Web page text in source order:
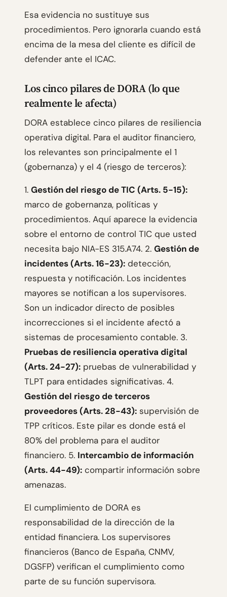
Esa evidencia no sustituye sus
procedimientos. Pero ignorarla cuando está
encima de la mesa del cliente es difícil de
defender ante el ICAC.
Los cinco pilares de DORA (lo que
realmente le afecta)
DORA establece cinco pilares de resiliencia
operativa digital. Para el auditor financiero,
los relevantes son principalmente el 1
(gobernanza) y el 4 (riesgo de terceros):
1. Gestión del riesgo de TIC (Arts. 5-15):
marco de gobernanza, políticas y
procedimientos. Aquí aparece la evidencia
sobre el entorno de control TIC que usted
necesita bajo NIA-ES 315.A74. 2. Gestión de
incidentes (Arts. 16-23): detección,
respuesta y notificación. Los incidentes
mayores se notifican a los supervisores.
Son un indicador directo de posibles
incorrecciones si el incidente afectó a
sistemas de procesamiento contable. 3.
Pruebas de resiliencia operativa digital
(Arts. 24-27): pruebas de vulnerabilidad y
TLPT para entidades significativas. 4.
Gestión del riesgo de terceros
proveedores (Arts. 28-43): supervisión de
TPP críticos. Este pilar es donde está el
80% del problema para el auditor
financiero. 5. Intercambio de información
(Arts. 44-49): compartir información sobre
amenazas.
El cumplimiento de DORA es
responsabilidad de la dirección de la
entidad financiera. Los supervisores
financieros (Banco de España, CNMV,
DGSFP) verifican el cumplimiento como
parte de su función supervisora.